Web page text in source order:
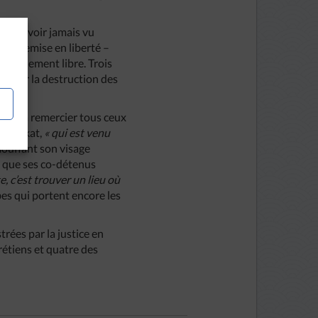
n’avoir jamais vu
la remise en liberté –
totalement libre. Trois
pour la destruction des
à remercier tous ceux
Barkat, « qui est venu
son visage
ses co-détenus
c’est trouver un lieu où
qui portent encore les
par la justice en
et quatre des